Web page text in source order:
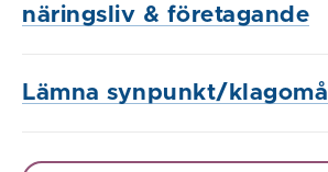
näringsliv & företagande
Lämna synpunkt/klagomål